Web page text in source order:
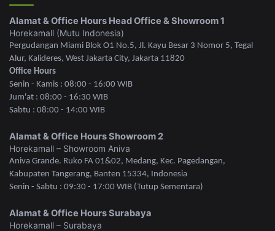
Alamat & Office Hours Head Office & Showroom 1
Horekamall (Mutu Indonesia)
Pergudangan Miami Blok O1 No.5, Jl. Kayu Besar 3 Nomor 5, Tegal
Alur, Kalideres, West Jakarta City, Jakarta 11820
Office Hours
Senin - Kamis : 08:00 - 16:00 WIB
Jum'at : 08:00 - 16:30 WIB
Sabtu : 08:00 - 14:00 WIB
Alamat & Office Hours Showroom 2
Horekamall – Showroom Aniva
Aniva Grande. Ruko FA 01&02, Medang, Kec. Pagedangan,
Kabupaten Tangerang, Banten 15334, Indonesia
Senin - Sabtu : 09:30 - 17:00 WIB (Tutup Sementara)
Alamat & Office Hours Surabaya
Horekamall – Surabaya